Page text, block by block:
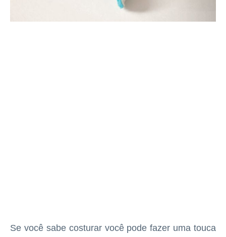
Se você sabe costurar você pode fazer uma touca